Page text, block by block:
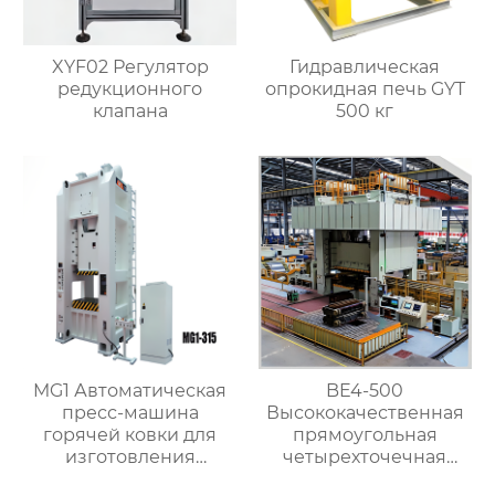
XYF02 Регулятор
редукционного
клапана
Гидравлическая
опрокидная печь GYT
500 кг
MG1 Автоматическая
пресс-машина
горячей ковки для
изготовления
BE4-500
Высококачественная
прямоугольная
четырехточечная